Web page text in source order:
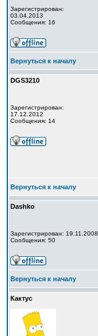
Зарегистрирован:
03.04.2013
Сообщения: 16
Вернуться к началу
DGS3210
Зарегистрирован:
17.12.2012
Сообщения: 14
Вернуться к началу
Dashko
Зарегистрирован: 19.11.2008
Сообщения: 50
Вернуться к началу
Кактус